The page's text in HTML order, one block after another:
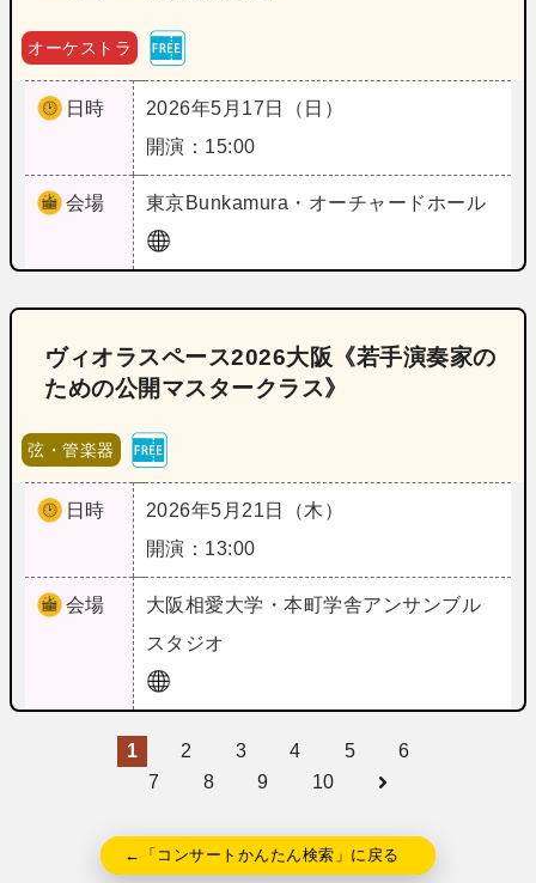
オーケストラ
日時
2026年5月17日（日）
開演：15:00
会場 東京Bunkamura・オーチャードホール
ヴィオラスペース2026大阪《若手演奏家の
ための公開マスタークラス》
弦・管楽器
日時
2026年5月21日（木）
開演：13:00
会場 大阪相愛大学・本町学舎アンサンブル
スタジオ
1 2 3 4 5
6
7
8 9 10
←「コンサートかんたん検索」に戻る